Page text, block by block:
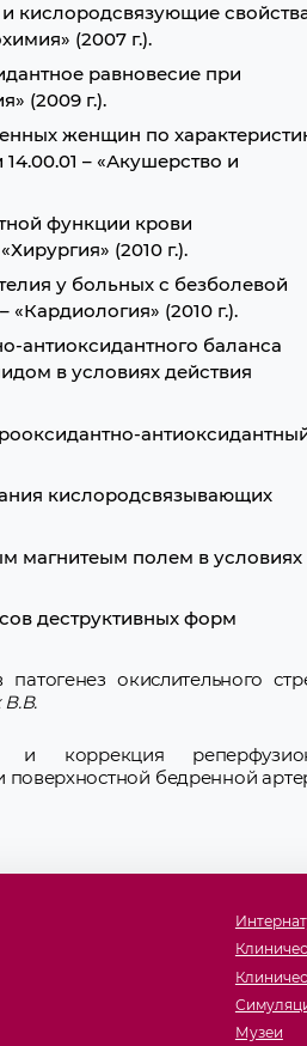
кислородсвязующие
(2007 г.).
равновесие при
(2009 г.).
женщин по
– «Акушерство и
функции крови
(2010 г.).
у больных с безболевой
(2010 г.).
антиоксидантного баланса
в условиях действия
кислородсвязывающих
магнитеым полем в условиях
деструктивных форм
окислительного
В.В.
и коррекция
бедренной
Музеи